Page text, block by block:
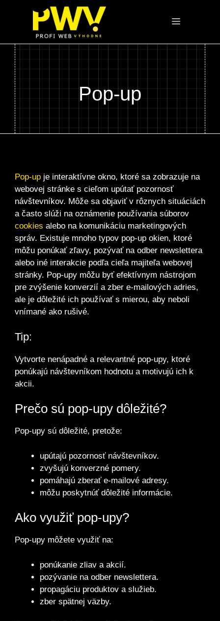
Menu
Pop-up
Pop-up je interaktívne okno, ktoré sa zobrazuje na
webovej stránke s cieľom upútať pozornosť
návštevníkov. Môže sa objaviť v rôznych situáciách
a často slúži na oznámenie používania súborov
cookies alebo na komunikáciu marketingových
správ. Existuje mnoho typov pop-up okien, ktoré
môžu ponúkať zľavy, pozývať na odber newslettera
alebo iné interakcie podľa cieľa majiteľa webovej
stránky. Pop-upy môžu byť efektívnym nástrojom
pre zvýšenie konverzií a zber e-mailových adries,
ale je dôležité ich používať s mierou, aby neboli
vnímané ako rušivé.
Tip:
Vytvorte nenápadné a relevantné pop-upy, ktoré
ponúkajú návštevníkom hodnotu a motivujú ich k
akcii.
Prečo sú pop-upy dôležité?
Pop-upy sú dôležité, pretože:
upútajú pozornosť návštevníkov.
zvyšujú konverzné pomery.
pomáhajú zberať e-mailové adresy.
môžu poskytnúť dôležité informácie.
Ako využiť pop-upy?
Pop-upy môžete využiť na:
ponúkanie zliav a akcií.
pozývanie na odber newslettera.
propagáciu produktov a služieb.
zber spätnej väzby.